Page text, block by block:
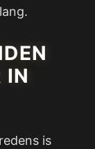
IN
is